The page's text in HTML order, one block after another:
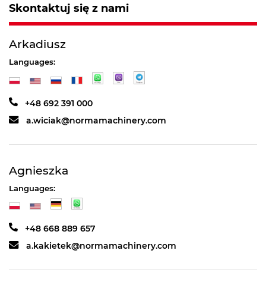
Skontaktuj się z nami
Arkadiusz
Languages:
+48 692 391 000
a.wiciak@normamachinery.com
Agnieszka
Languages:
+48 668 889 657
a.kakietek@normamachinery.com